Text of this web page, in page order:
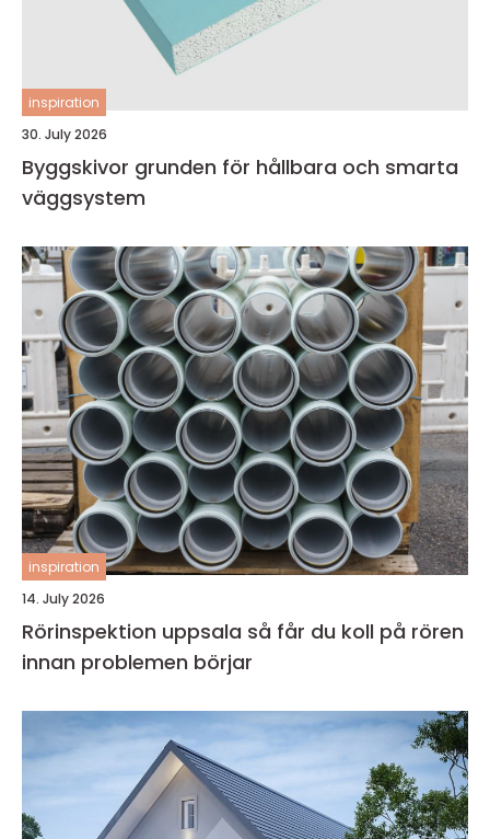
inspiration
30. July 2026
Byggskivor grunden för hållbara och smarta
väggsystem
inspiration
14. July 2026
Rörinspektion uppsala så får du koll på rören
innan problemen börjar